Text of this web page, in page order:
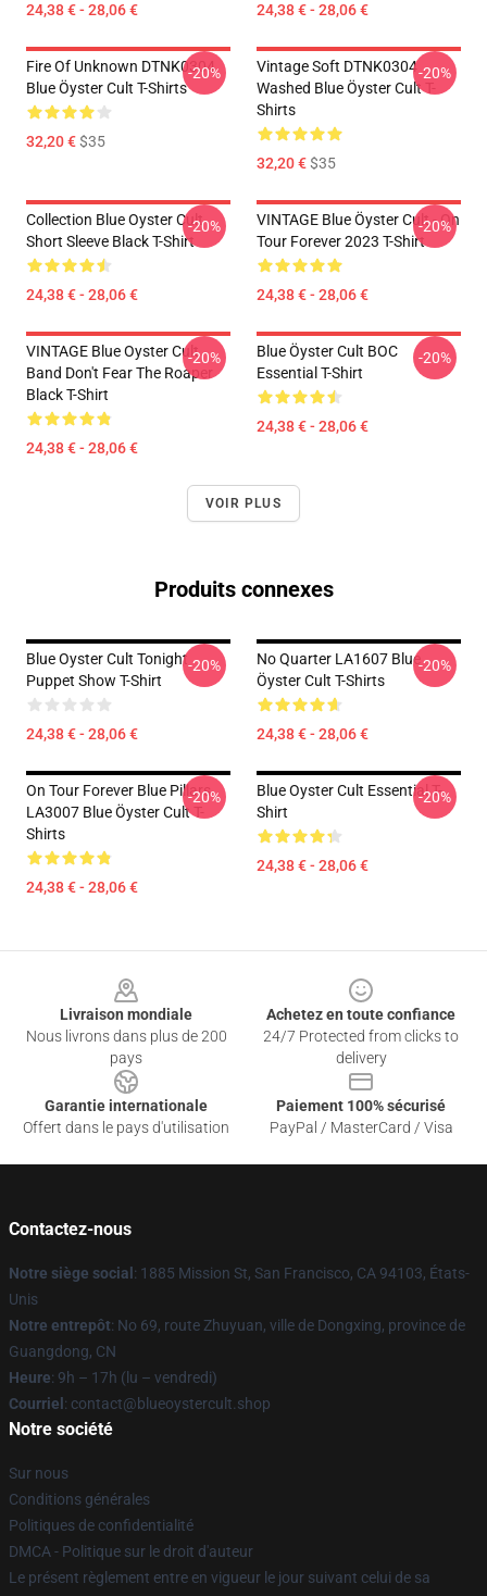
24,38 € - 28,06 € 24,38 € - 28,06 €
Fire Of Unknown DTNK0304
Blue Öyster Cult T-Shirts
32,20 €$35
-20%
Vintage Soft DTNK0304
Washed Blue Öyster Cult T-
Shirts
32,20 €$35
-20%
Collection Blue Oyster Cult
Short Sleeve Black T-Shirt
24,38 € - 28,06 €
-20%
VINTAGE Blue Öyster Cult - On
Tour Forever 2023 T-Shirt
24,38 € - 28,06 €
-20%
VINTAGE Blue Oyster Cult
Band Don't Fear The Roaper
Black T-Shirt
24,38 € - 28,06 €
-20%
Blue Öyster Cult BOC
Essential T-Shirt
24,38 € - 28,06 €
-20%
VOIR PLUS
Produits connexes
Blue Oyster Cult Tonight
Puppet Show T-Shirt
24,38 € - 28,06 €
-20%
No Quarter LA1607 Blue
Öyster Cult T-Shirts
24,38 € - 28,06 €
-20%
On Tour Forever Blue Pillars
LA3007 Blue Öyster Cult T-
Shirts
24,38 € - 28,06 €
-20%
Blue Oyster Cult Essential T-
Shirt
24,38 € - 28,06 €
-20%
Livraison mondiale
Nous livrons dans plus de 200
pays
Achetez en toute confiance
24/7 Protected from clicks to
delivery
Garantie internationale
Offert dans le pays d'utilisation
Paiement 100% sécurisé
PayPal / MasterCard / Visa
Contactez-nous
Notre siège social : 1885 Mission St, San Francisco, CA 94103, États-
Unis
Notre entrepôt: No 69, route Zhuyuan, ville de Dongxing, province de
Guangdong, CN
Heure: 9h – 17h (lu – vendredi)
Courriel : contact@blueoystercult.shop
Notre société
Sur nous
Conditions générales
Politiques de confidentialité
DMCA - Politique sur le droit d'auteur
Le présent règlement entre en vigueur le jour suivant celui de sa